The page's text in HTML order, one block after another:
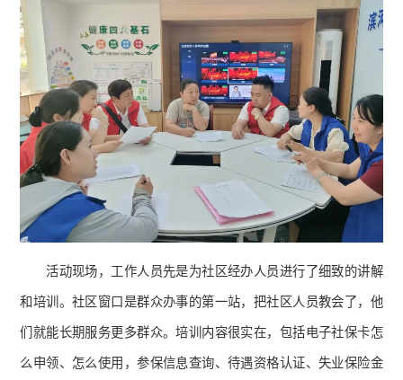
活动现场，工作人员先是为社区经办人员进行了细致的讲解
和培训。社区窗口是群众办事的第一站，把社区人员教会了，他
们就能长期服务更多群众。培训内容很实在，包括电子社保卡怎
么申领、怎么使用，参保信息查询、待遇资格认证、失业保险金